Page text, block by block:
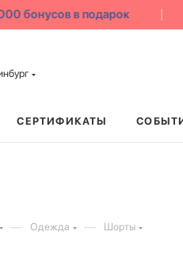
в подарок
СЕРТИФИКАТЫ
— Одежда — Шорты